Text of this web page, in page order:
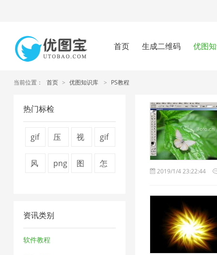
首页 生成二维码 优图
当前位置： 首页 > 优图知识库 > PS教程
热门标检
gif
压
4
视
gif
2
风
片
1
png
压
图
怎
资讯类别
软件教程
2019/1/4 23:22:44